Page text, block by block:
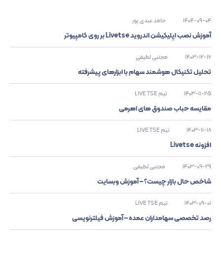
1404-09-04 حامد عبدی پور
آموزش نصب اپلیکیشن اندروید Livetse بر روی کامپیوتر
1403-12-16 مجتبی لطیفی
تحلیل تکنیکال هوشمند سهام با ابزارهای پیشرفته
1403-11-25 تیم LIVE TSE
مقایسه حباب صندوق های اهرمی
1403-11-18 تیم LIVE TSE
افزونه Livetse
1403-09-29 مجتبی لطیفی
شاخص حال بازار چیست؟ – آموزش وبسایت
1403-09-01 تیم LIVE TSE
رصد تخصصی سهامداران عمده – آموزش فیلترنویسی